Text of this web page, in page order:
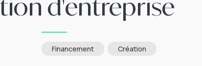
d'entreprise
Financement Création